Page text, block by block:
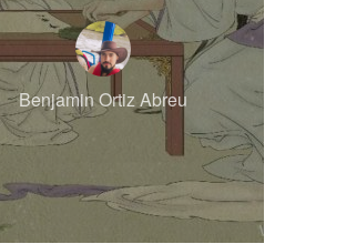
Benjamin Ortiz Abreu